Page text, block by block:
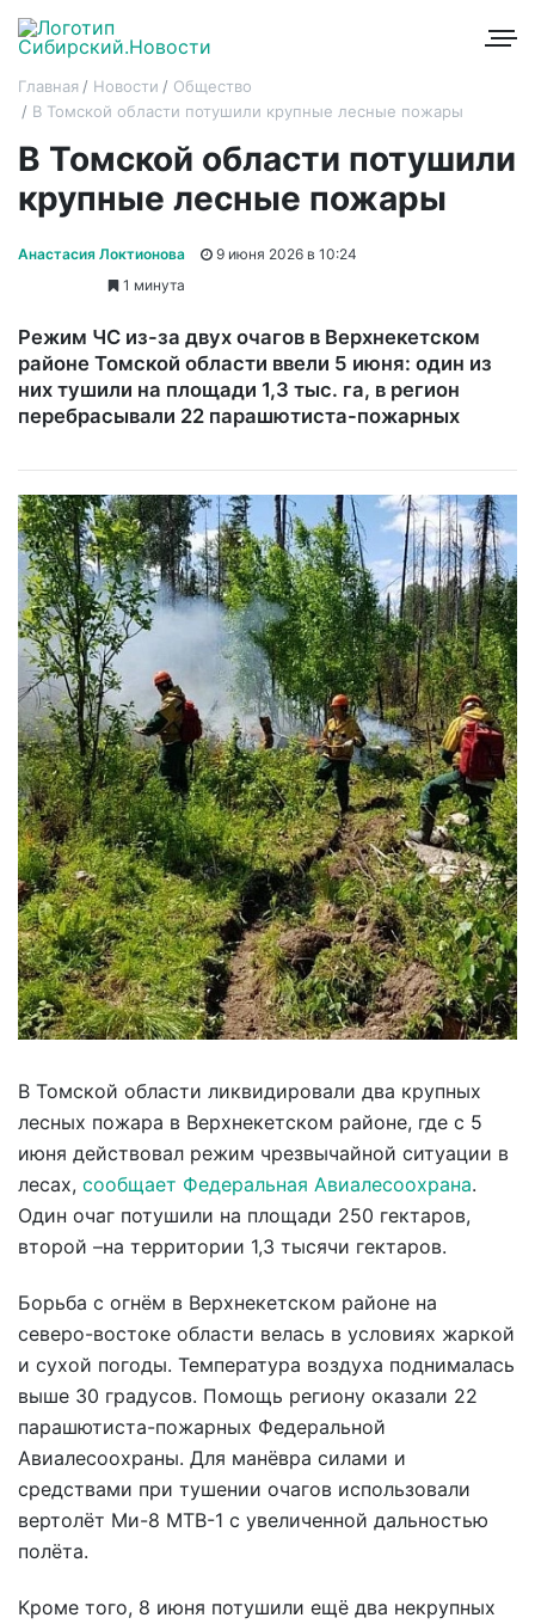
Главная Новости
Общество
В Томской области потушили крупные лесные пожары
В Томской области потушили
крупные лесные пожары
Анастасия Локтионова
9 июня 2026 в 10:24
1 минута
Режим ЧС из-за двух очагов в Верхнекетском
районе Томской области ввели 5 июня: один из
них тушили на площади 1,3 тыс. га, в регион
перебрасывали 22 парашютиста-пожарных
В Томской области ликвидировали два крупных
лесных пожара в Верхнекетском районе, где с 5
июня действовал режим чрезвычайной ситуации в
лесах, сообщает Федеральная Авиалесоохрана.
Один очаг потушили на площади 250 гектаров,
второй –на территории 1,3 тысячи гектаров.
Борьба с огнём в Верхнекетском районе на
северо-востоке области велась в условиях жаркой
и сухой погоды. Температура воздуха поднималась
выше 30 градусов. Помощь региону оказали 22
парашютиста-пожарных Федеральной
Авиалесоохраны. Для манёвра силами и
средствами при тушении очагов использовали
вертолёт Ми-8 МТВ-1 с увеличенной дальностью
полёта.
Кроме того, 8 июня потушили ещё два некрупных